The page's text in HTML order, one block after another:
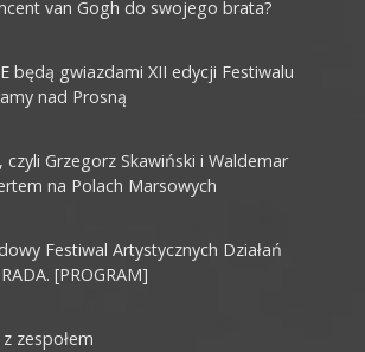
van Gogh do swojego brata?
będą gwiazdami XII edycji Festiwalu
nad Prosną
czyli Grzegorz Skawiński i Waldemar
na Polach Marsowych
Festiwal Artystycznych Działań
[PROGRAM]
zespołem